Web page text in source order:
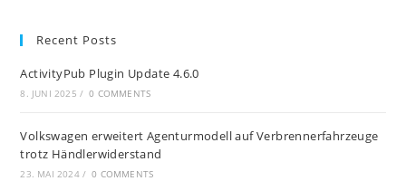
Recent Posts
ActivityPub Plugin Update 4.6.0
8. JUNI 2025 / 0 COMMENTS
Volkswagen erweitert Agenturmodell auf Verbrennerfahrzeuge
trotz Händlerwiderstand
23. MAI 2024 / 0 COMMENTS